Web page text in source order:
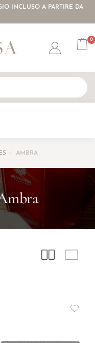
INCLUSO A PARTIRE DA
Account
0
AMBRA